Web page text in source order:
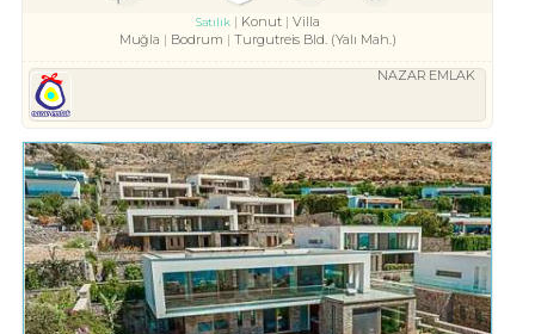
Satılık Konut
Villa
Muğla
Bodrum Turgutreis Bld. (Yalı Mah.)
NAZAR EMLAK